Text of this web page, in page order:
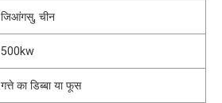
जिआंगसु, चीन
500kw
गत्ते का डिब्बा या फूस